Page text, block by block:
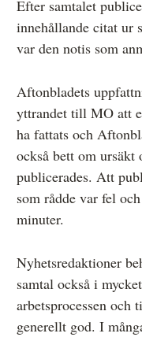
Efter samtalet
innehållande citat ur
var den notis som
Aftonbladets
yttrandet till MO att
ha fattats och
också bett om ursäkt
publicerades. Att
som rådde var fel
minuter.
Nyhetsredaktioner
samtal också i
arbetsprocessen och
generellt god. I